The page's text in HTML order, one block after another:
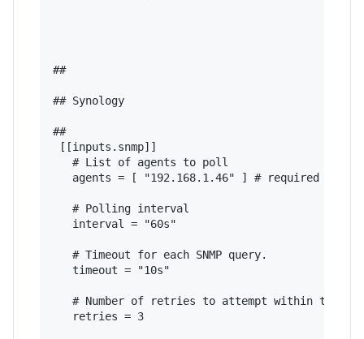
##
## Synology
##
[[inputs.snmp]]
   # List of agents to poll
agents = [ "192.168.1.46" ] # required -
   # Polling interval
   interval = "60s"
   # Timeout for each SNMP query.
   timeout = "10s"
# Number of retries to attempt within
   retries = 3